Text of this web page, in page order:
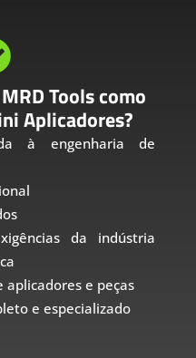
Tools como
Aplicadores?
à engenharia de
da indústria
aplicadores e peças
e especializado